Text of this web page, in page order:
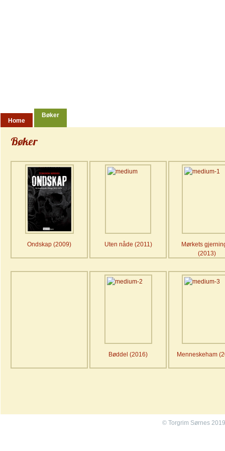
Home
Bøker
Bøker
Ondskap (2009) Uten nåde (2011)
Mørkets
(2013)
Bøddel (2016) Menneskeham
© Torgrim Sørnes 2019